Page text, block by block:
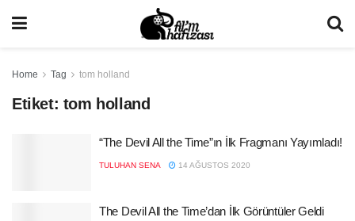
Home Tag tom holland
Etiket: tom holland
“The Devil All the Time”ın İlk Fragmanı Yayımladı!
TULUHAN SENA 14 AĞUSTOS 2020
The Devil All the Time’dan İlk Görüntüler Geldi